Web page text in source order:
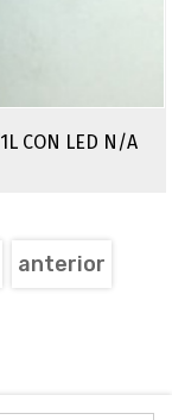
CON LED N/A
anterior